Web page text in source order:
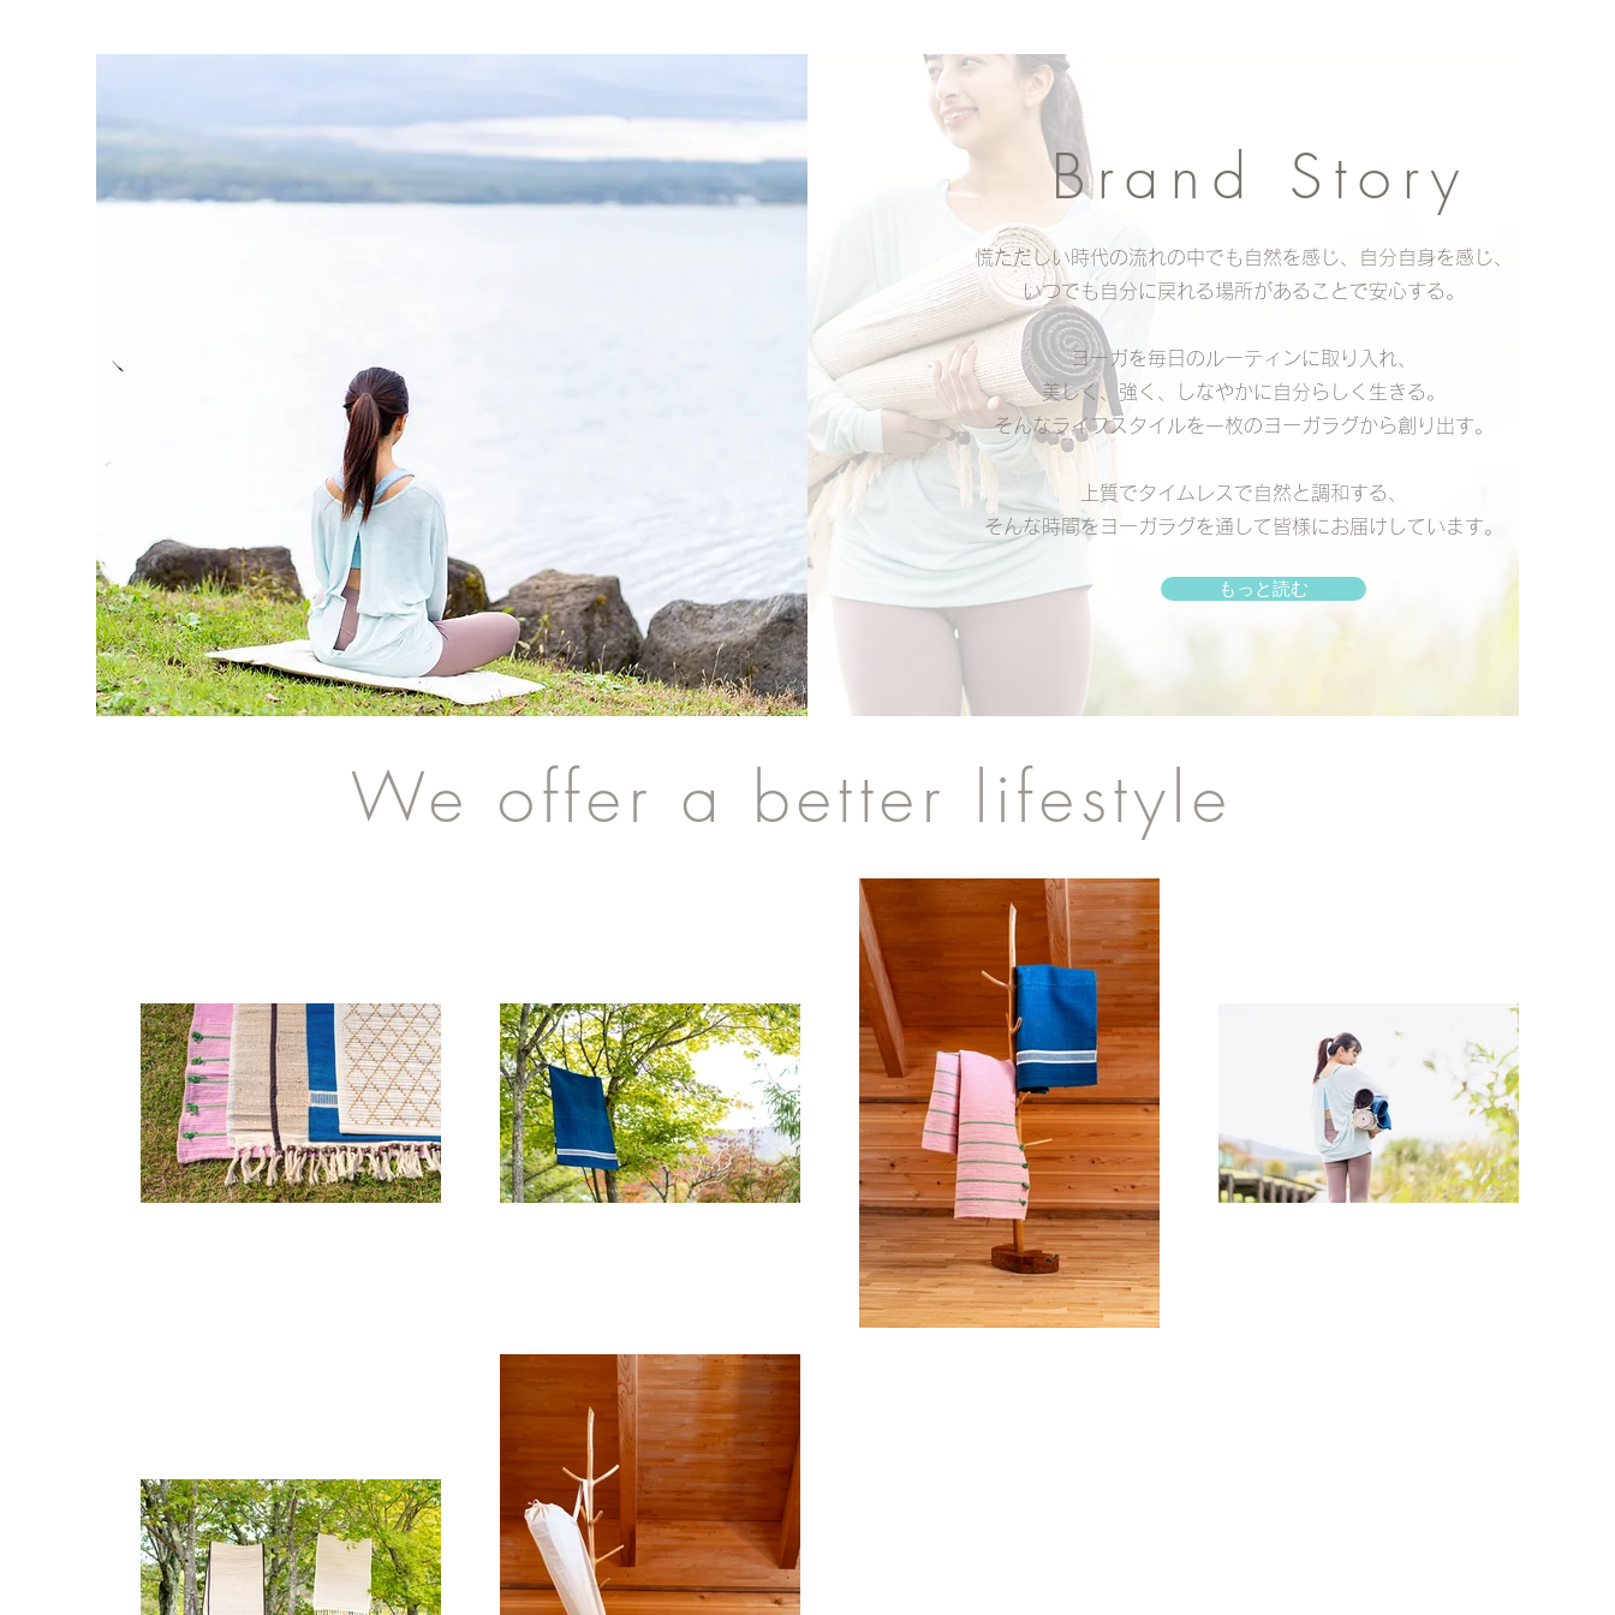
Brand Story
慌ただしい時代の流れの中でも自然を感じ、自分自身を感じ、
いつでも自分に戻れる場所があることで安心する。
ヨーガを毎日のルーティンに取り入れ、
美しく、強く、しなやかに自分らしく生きる。
​そんなライフスタイルを一枚のヨーガラグから創り出す。
上質でタイムレスで自然と調和する、
​そんな時間をヨーガラグを通して皆様にお届けしています。
もっと読む
We offer a better lifestyle